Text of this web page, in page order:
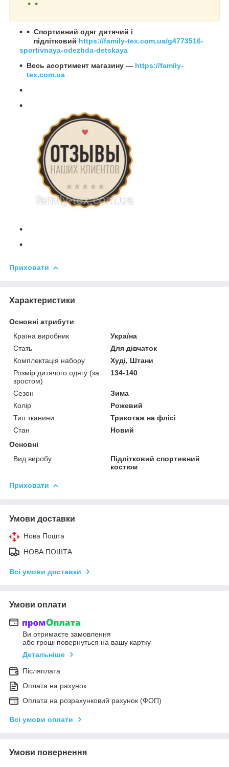
Спортивний одяг дитячий і
підлітковий https://family-tex.com.ua/g4773516-
sportivnaya-odezhda-detskaya
Весь асортимент магазину — https://family-
tex.com.ua
Приховати
Характеристики
Основні атрибути
Країна виробник
Україна
Стать
Для дівчаток
Комплектація набору
Худі, Штани
Розмір дитячого одягу (за
зростом)
134-140
Сезон
Зима
Колір
Рожевий
Тип тканини
Трикотаж на флісі
Стан
Новий
Основні
Вид виробу
Підлітковий спортивний
костюм
Приховати
Умови доставки
Нова Пошта
НОВА ПОШТА
Всі умови доставки
Умови оплати
Ви отримаєте замовлення
або гроші повернуться на вашу картку
Детальніше
Післяплата
Оплата на рахунок
Оплата на розрахунковий рахунок (ФОП)
Всі умови оплати
Умови повернення